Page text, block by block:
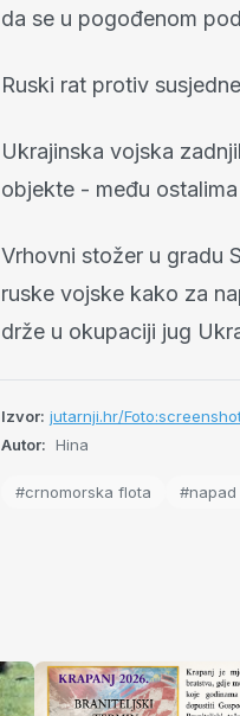
da se u pogođenom
Ruski rat protiv
Ukrajinska vojska
objekte - među ostalima
Vrhovni stožer u gradu
ruske vojske kako za
drže u okupaciji jug
Izvor: jutarnji.hr/
Autor: Hina
#crnomorska flota #napad